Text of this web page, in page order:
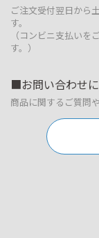
ご注文受付翌日から
す。
（コンビニ支払いを
す。）
お問い合わせ
商品に関するご質問